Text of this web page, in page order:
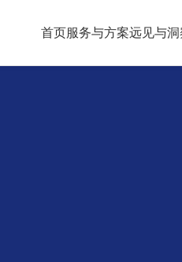
首页服务与方案远见与